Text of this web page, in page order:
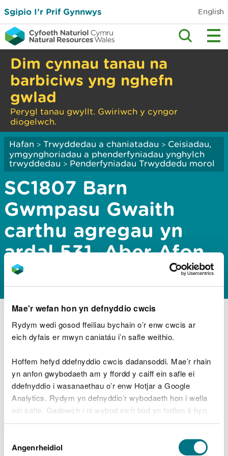
Mae'r wefan hon yn defnyddio cwcis
Rydym wedi gosod ffeiliau bychain o’r enw cwcis ar
eich dyfais er mwyn caniatáu i’n safle weithio.
Hoffem hefyd ddefnyddio cwcis dadansoddi. Mae’r rhain
yn anfon gwybodaeth am y ffordd y caiff ein safle ei
ddefnyddio i wasanaethau o’r enw Hotjar a Google
Analytics. Rydym yn defnyddio’r wybodaeth hon i wella
ein safle. Gadewch i ni wybod eich bod yn fodlon â hyn.
Byddwn yn defnyddio cwci i gadw eich dewis.
Gellirdarllen mwy am ein cwcis cyn i chi ddewis.
Caniatâd
Angenrheidiol
Sgipio I’r Prif Gynnwys English
Dim cynnau tanau na
barbiciws yng nghefn
gwlad
Perygl tanau gwyllt. Gwiriwch y cyngor
diogelwch.
Hafan > Trwyddedau a chaniatadau > Ceisiadau,
ymgynghoriadau a phenderfyniadau ynghylch
trwyddedau > Penderfyniadau Trwyddedu morol
SC1807 Barn
Gwmpasu Gwaith
carthu agregau yn
ardal 531, Aber Afon
Hafren
Mae Gwasanaeth Trwyddedu CNC wedi cyhoeddi
barn gwmpasu ar gyfer gwaith carthu agregau yn
ardal 531, Aber Afon Hafren.
Gellir lawrlwytho’r dogfennau o’r gofrestr
gyhoeddus drwy’r ddolen isod:
https://publicregister.naturalresources.wales/
Archwilio mwy